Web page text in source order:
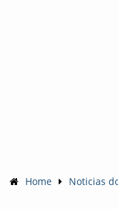
Home Noticias